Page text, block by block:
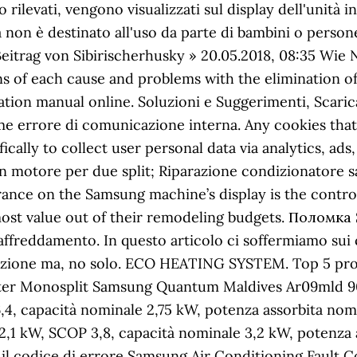
rilevati, vengono visualizzati sul display dell'unità
è destinato all'uso da parte di bambini o
von Sibirischerhusky » 20.05.2018, 08:35
each cause and problems with the elimination of
manual online. Soluzioni e Suggerimenti,
errore di comunicazione interna. Any cookies
to collect user personal data via analytics,
motore per due split; Riparazione condizionatore
on the Samsung machine’s display is the
value out of their remodeling budgets.
In questo articolo ci soffermiamo
ma, no solo. ECO HEATING SYSTEM. Top 5
Monosplit Samsung Quantum Maldives Ar09mld
capacità nominale 2,75 kW, potenza assorbita
kW, SCOP 3,8, capacità nominale 3,2 kW,